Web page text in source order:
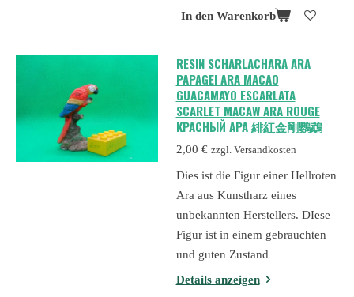
In den Warenkorb
RESIN SCHARLACHARA ARA
PAPAGEI ARA MACAO
GUACAMAYO ESCARLATA
SCARLET MACAW ARA ROUGE
КРАСНЫЙ АРА 緋紅金剛鸚鵡
2,00 € zzgl. Versandkosten
Dies ist die Figur einer Hellroten
Ara aus Kunstharz eines
unbekannten Herstellers. DIese
Figur ist in einem gebrauchten
und guten Zustand
Details anzeigen